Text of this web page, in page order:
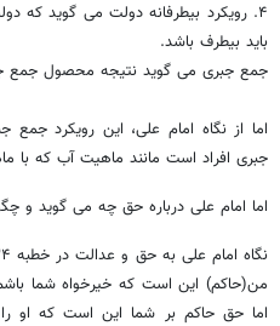
۴. رویکرد بیطرفانه دولت می گوید که
باید بیطرف باشد.
جمع جبری می گوید نتیجه محصول جمع
اما از نگاه امام علی، این رویکرد
جبری افراد است مانند ماهیت آب که
اما امام علی درباره حق چه می گوید و
من(حاکم) این است که خیرخواه شما
اما حق حاکم بر شما این است که او